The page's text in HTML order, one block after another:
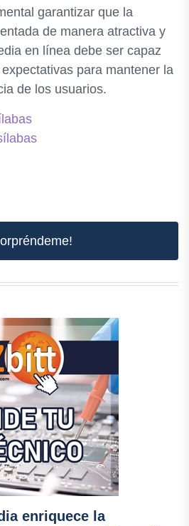
garantizar que la
de manera atractiva y
en línea debe ser capaz
para mantener la
de los usuarios.
enriquece la